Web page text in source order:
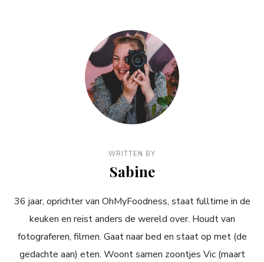
WRITTEN BY
Sabine
36 jaar, oprichter van OhMyFoodness, staat fulltime in de
keuken en reist anders de wereld over. Houdt van
fotograferen, filmen. Gaat naar bed en staat op met (de
gedachte aan) eten. Woont samen zoontjes Vic (maart